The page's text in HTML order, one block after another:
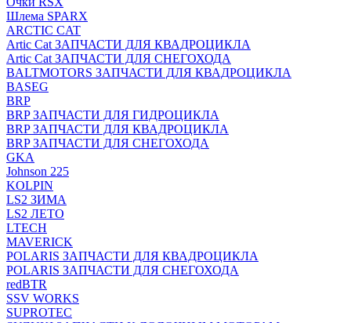
Шлема SPARX
ARCTIC CAT
Artic Cat ЗАПЧАСТИ ДЛЯ КВАДРОЦИКЛА
Artic Cat ЗАПЧАСТИ ДЛЯ СНЕГОХОДА
BALTMOTORS ЗАПЧАСТИ ДЛЯ КВАДРОЦИКЛА
BASEG
BRP
BRP ЗАПЧАСТИ ДЛЯ ГИДРОЦИКЛА
BRP ЗАПЧАСТИ ДЛЯ КВАДРОЦИКЛА
BRP ЗАПЧАСТИ ДЛЯ СНЕГОХОДА
GKA
Johnson 225
KOLPIN
LS2 ЗИМА
LS2 ЛЕТО
LTECH
MAVERICK
POLARIS ЗАПЧАСТИ ДЛЯ КВАДРОЦИКЛА
POLARIS ЗАПЧАСТИ ДЛЯ СНЕГОХОДА
redBTR
SSV WORKS
SUPROTEC